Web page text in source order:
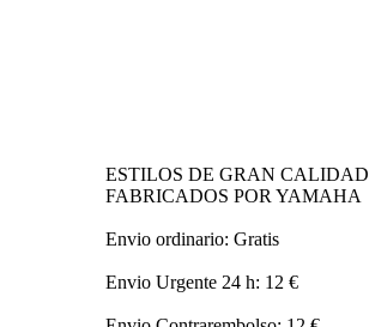
ESTILOS DE GRAN CALIDAD
FABRICADOS POR YAMAHA
Envio ordinario: Gratis
Envio Urgente 24 h: 12 €